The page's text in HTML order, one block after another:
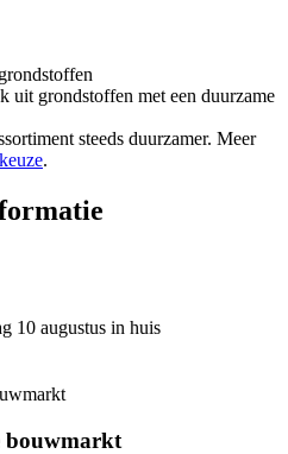
uit grondstoffen met een duurzame
steeds duurzamer. Meer
.
10 augustus in huis
bouwmarkt